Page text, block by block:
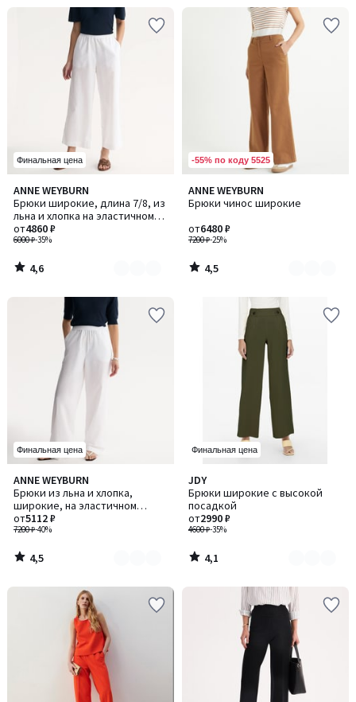
Финальная цена
ANNE WEYBURN
Брюки широкие, длина 7/8, из
льна и хлопка на эластичном
поясе
6000 ₽-35%
от4860 ₽
4,6
/ 5
Количество
цветов:
3
4,6
/
-55% по коду 5525
ANNE WEYBURN
Брюки чинос широкие
7200 ₽-25%
от6480 ₽
4,5
/ 5
Количество
цветов:
4,5
/
Финальная цена
ANNE WEYBURN
Брюки из льна и хлопка,
широкие, на эластичном
поясе
7200 ₽-40%
от5112 ₽
4,5
/ 5
Количество
цветов:
3
4,5
/
Финальная цена
JDY
Брюки широкие с высокой
посадкой
4600 ₽-35%
от2990 ₽
4,1
/ 5
Количество
цветов:
3
4,1
/